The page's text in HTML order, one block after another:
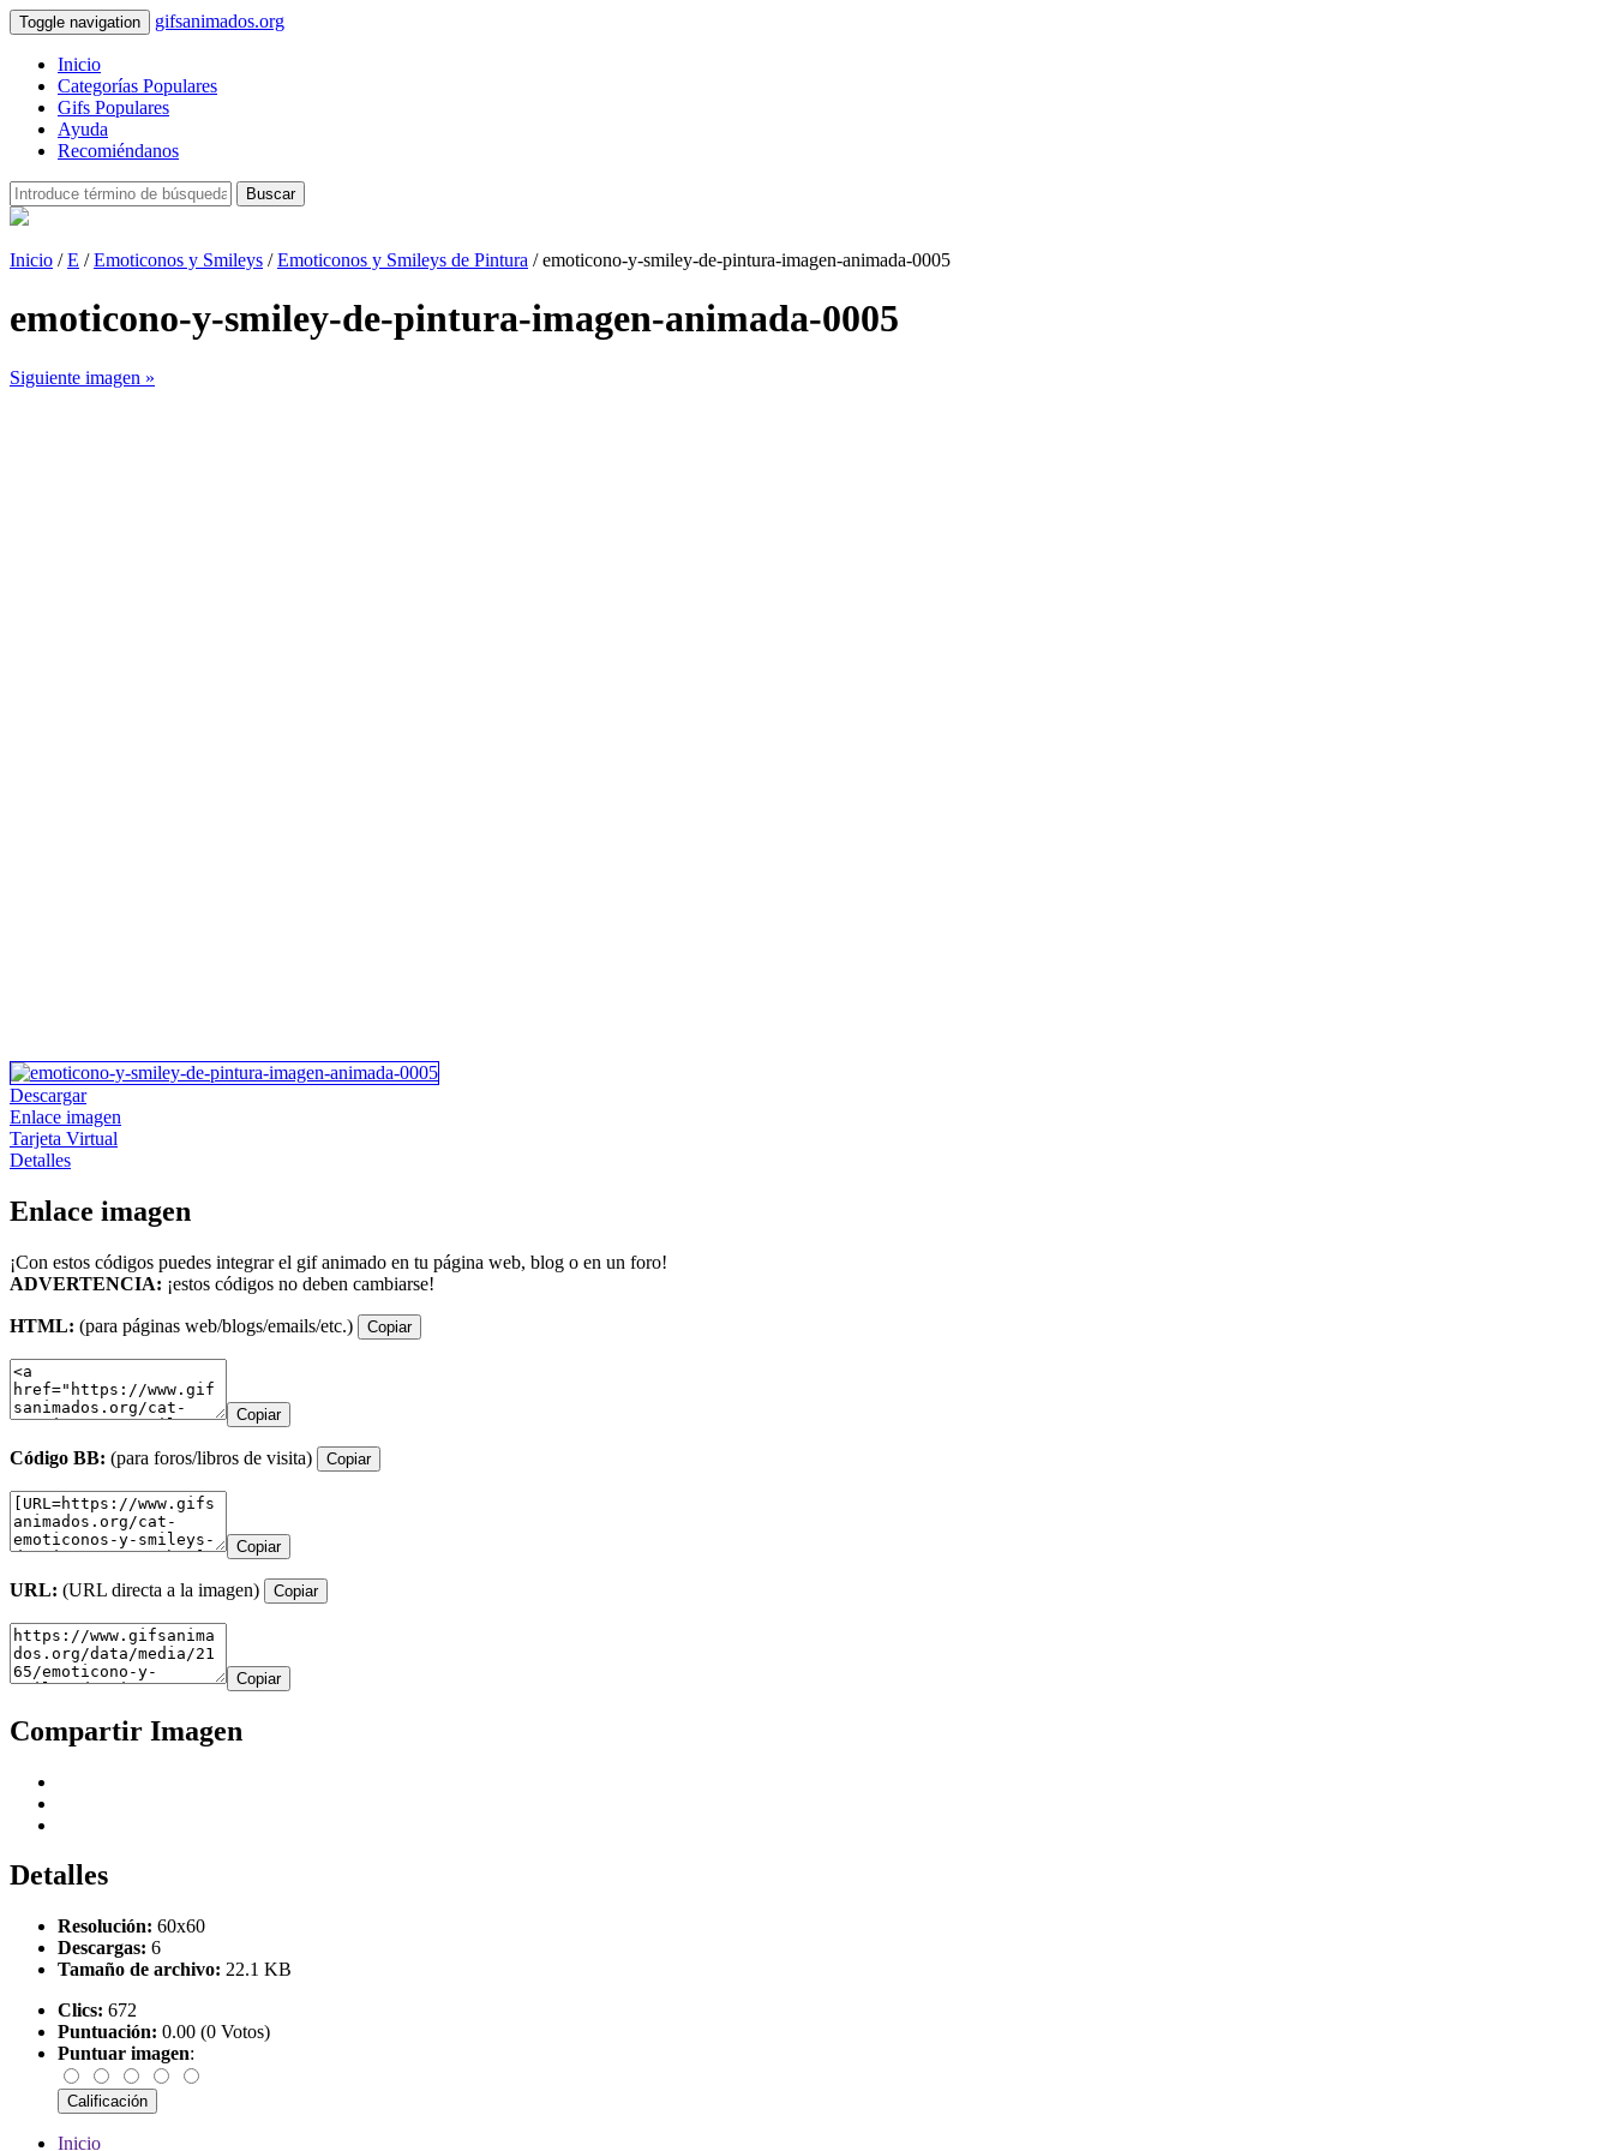
Toggle navigation gifsanimados.org
Inicio
Categorías Populares
Gifs Populares
Ayuda
Recomiéndanos
Buscar
Inicio /E /Emoticonos y Smileys /Emoticonos y Smileys de Pintura / emoticono-y-smiley-de-pintura-imagen-animada-0005
emoticono-y-smiley-de-pintura-imagen-animada-0005
Siguiente imagen »
Descargar
Enlace imagen
Tarjeta Virtual
Detalles
Enlace imagen
¡Con estos códigos puedes integrar el gif animado en tu página web, blog o en un foro!
ADVERTENCIA: ¡estos códigos no deben cambiarse!
HTML: (para páginas web/blogs/emails/etc.) Copiar
Copiar
Código BB: (para foros/libros de visita) Copiar
Copiar
URL: (URL directa a la imagen) Copiar
Copiar
Compartir Imagen
Detalles
Resolución: 60x60
Descargas: 6
Tamaño de archivo: 22.1 KB
Clics: 672
Puntuación: 0.00 (0 Votos)
Puntuar imagen:
Inicio